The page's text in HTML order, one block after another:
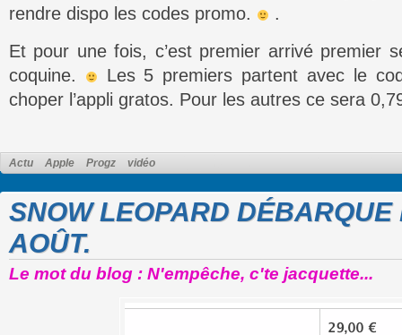
rendre dispo les codes promo.
.
Et pour une fois, c’est premier arrivé premier
coquine.
Les 5 premiers partent avec le
choper l’appli gratos. Pour les autres ce sera
Actu Apple Progz vidéo
SNOW LEOPARD DÉBARQUE
AOÛT.
Le mot du blog : N'empêche, c'te jacquette...